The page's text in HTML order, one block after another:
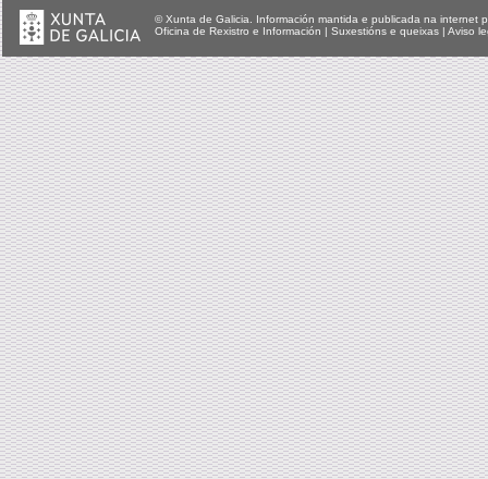
© Xunta de Galicia. Información mantida e publicada na internet
Oficina de Rexistro e Información | Suxestións e queixas | Aviso